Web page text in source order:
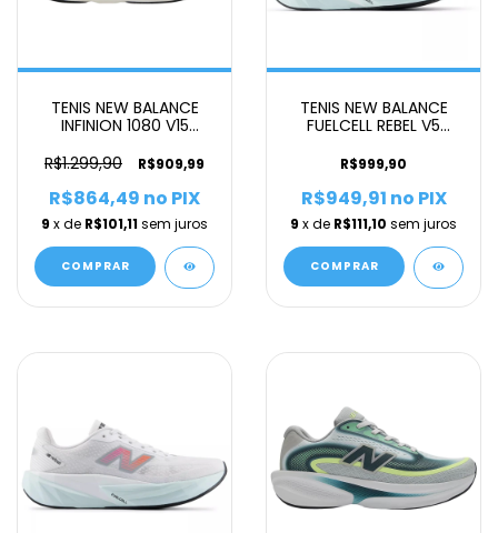
TENIS NEW BALANCE
INFINION 1080 V15
R$1.299,90
R$909,99
9 x de R$101,11sem juros
R$864,49 no PIX
COMPRAR
TENIS NEW BALANCE
FUELCELL REBEL V5
R$999,90
9 x de R$111,10 sem juros
R$949,91 no PIX
COMPRAR